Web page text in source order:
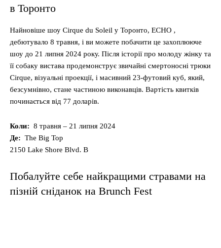
в Торонто
Найновіше шоу Cirque du Soleil у Торонто, ECHO ,
дебютувало 8 травня, і ви можете побачити це захоплююче
шоу до 21 липня 2024 року. Після історії про молоду жінку та
її собаку вистава продемонструє звичайні смертоносні трюки
Cirque, візуальні проекції, і масивний 23-футовий куб, який,
безсумнівно, стане частиною виконавців. Вартість квитків
починається від 77 доларів.
Коли: 8 травня – 21 липня 2024
Де: The Big Top
2150 Lake Shore Blvd. В
Побалуйте себе найкращими стравами на
пізній сніданок на Brunch Fest